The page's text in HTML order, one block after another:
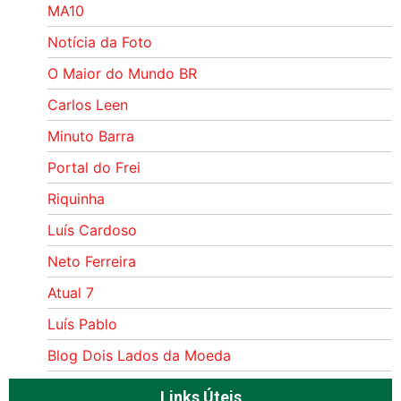
MA10
Notícia da Foto
O Maior do Mundo BR
Carlos Leen
Minuto Barra
Portal do Frei
Riquinha
Luís Cardoso
Neto Ferreira
Atual 7
Luís Pablo
Blog Dois Lados da Moeda
Links Úteis